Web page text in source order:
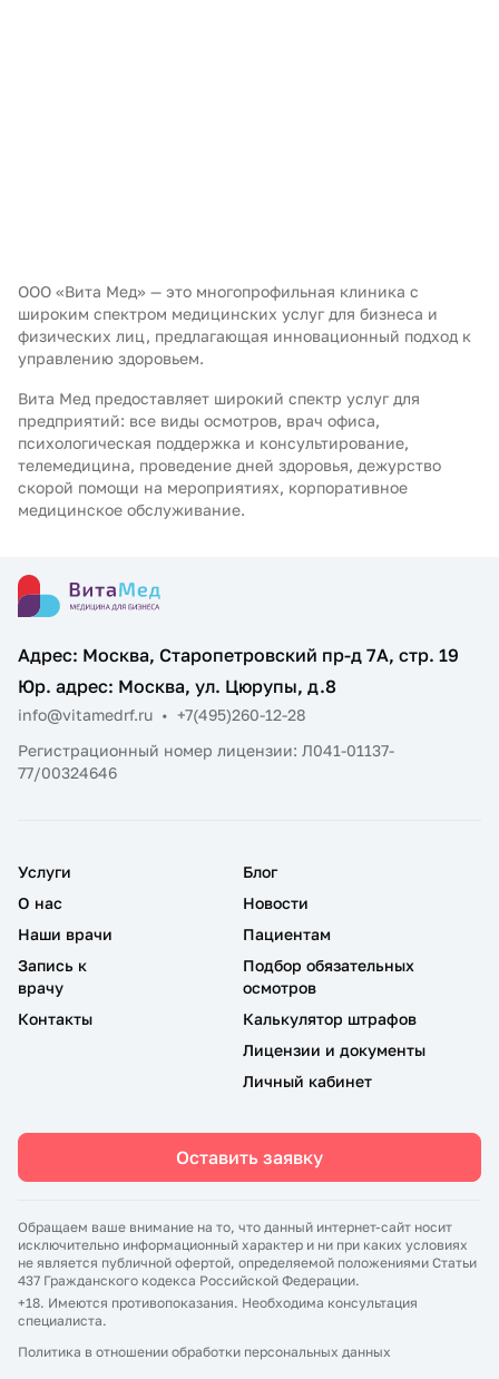
ООО «Вита Мед» — это многопрофильная клиника с
широким спектром медицинских услуг для бизнеса и
физических лиц, предлагающая инновационный подход к
управлению здоровьем.
Вита Мед предоставляет широкий спектр услуг для
предприятий: все виды осмотров, врач офиса,
психологическая поддержка и консультирование,
телемедицина, проведение дней здоровья, дежурство
скорой помощи на мероприятиях, корпоративное
медицинское обслуживание.
Адрес: Москва, Старопетровский пр-д 7А, стр. 19
Юр. адрес: Москва, ул. Цюрупы, д.8
info@vitamedrf.ru • +7(495)260-12-28
Регистрационный номер лицензии: Л041-01137-
77/00324646
Услуги
О нас
Наши врачи
Запись к
врачу
Контакты
Блог
Новости
Пациентам
Подбор обязательных
осмотров
Калькулятор штрафов
Лицензии и документы
Личный кабинет
Оставить заявку
Обращаем ваше внимание на то, что данный интернет-сайт носит
исключительно информационный характер и ни при каких условиях
не является публичной офертой, определяемой положениями Статьи
437 Гражданского кодекса Российской Федерации.
+18. Имеются противопоказания. Необходима консультация
специалиста.
Политика в отношении обработки персональных данных